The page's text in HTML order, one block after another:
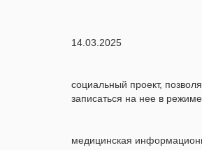
14.03.2025
социальный проект,
записаться на нее в
медицинская